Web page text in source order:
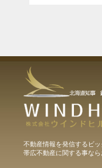
不動産情報を発信するビ
帯広不動産に関する事なら